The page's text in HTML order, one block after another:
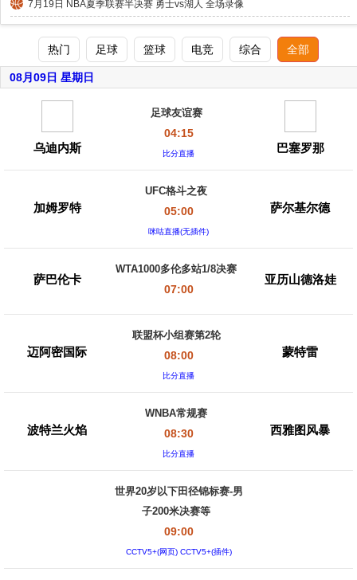
7月19日 NBA夏季联赛半决赛 勇士vs湖人 全场录像
热门 足球 篮球 电竞 综合 全部
08月09日 星期日
乌迪内斯
足球友谊赛
04:15
比分直播 巴塞罗那
加姆罗特
UFC格斗之夜
05:00
咪咕直播(无插件)
萨尔基尔德
萨巴伦卡
WTA1000多伦多站1/8决赛
07:00
亚历山德洛娃
迈阿密国际
联盟杯小组赛第2轮
08:00
比分直播
蒙特雷
波特兰火焰
WNBA常规赛
08:30
比分直播
西雅图风暴
世界20岁以下田径锦标赛-男
子200米决赛等
09:00
CCTV5+(网页) CCTV5+(插件)